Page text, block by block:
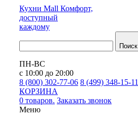
Кухни Mall Комфорт,
доступный
каждому
Поиск
ПН-ВС
с 10:00 до 20:00
8 (800) 302-77-06 8 (499) 348-15-11
КОРЗИНА
0 товаров. Заказать звонок
Меню